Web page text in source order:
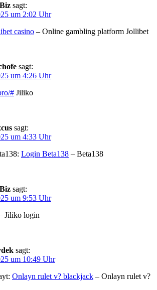
sagt:
um 2:02 Uhr
casino – Online gambling platform Jollibet
sagt:
um 4:26 Uhr
# Jiliko
sagt:
um 4:33 Uhr
Login Beta138 – Beta138
sagt:
um 9:53 Uhr
Jiliko login
sagt:
um 10:49 Uhr
Onlayn rulet v? blackjack – Onlayn rulet v?